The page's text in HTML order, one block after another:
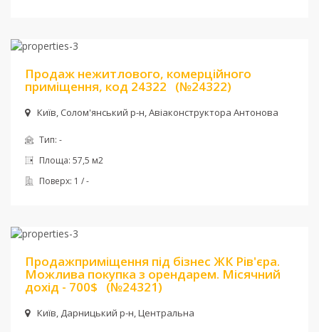
Продаж нежитлового, комерційного
приміщення, код 24322 (№24322)
Київ, Солом'янський р-н, Авіаконструктора Антонова
Тип: -
Площа: 57,5 м2
Поверх: 1 / -
Продажприміщення під бізнес ЖК Рів'єра.
Можлива покупка з орендарем. Місячний
дохід - 700$ (№24321)
Київ, Дарницький р-н, Центральна